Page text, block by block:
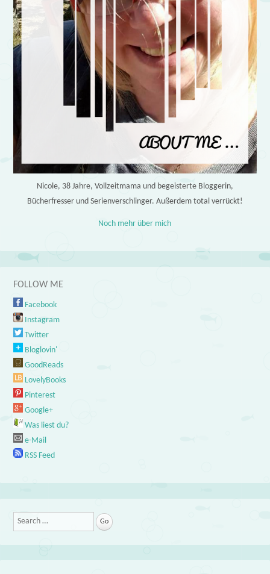
Nicole, 38 Jahre, Vollzeitmama und begeisterte Bloggerin,
Bücherfresser und Serienverschlinger. Außerdem total verrückt!
Noch mehr über mich
FOLLOW ME
Facebook
Instagram
Twitter
Bloglovin'
GoodReads
LovelyBooks
Pinterest
Google+
Was liest du?
e-Mail
RSS Feed
Search